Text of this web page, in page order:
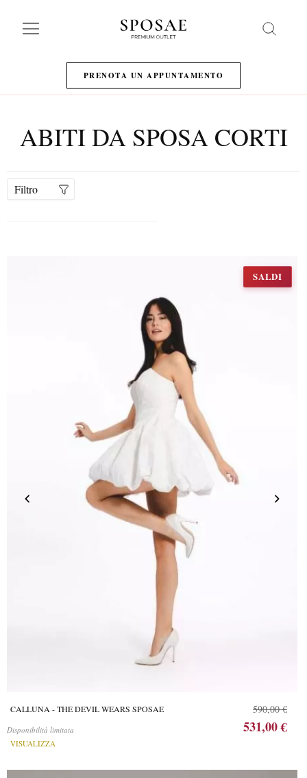
PRENOTA UN APPUNTAMENTO
ABITI DA SPOSA CORTI
SALDI
CALLUNA - THE DEVIL WEARS SPOSAE
Disponibilità limitata
VISUALIZZA
590,00 €
531,00 €
Filtro